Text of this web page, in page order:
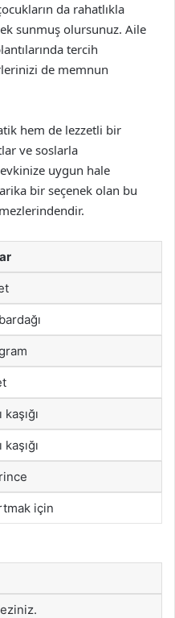
da rahatlıkla
sunmuş olursunuz. Aile
tercih
de memnun
hem de lezzetli bir
ve soslarla
uygun hale
bir seçenek olan bu
kaşığı
kaşığı
için